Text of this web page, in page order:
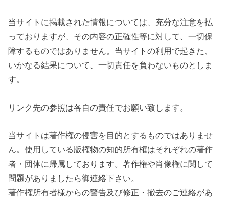
当サイトに掲載された情報については、充分な注意を払
っておりますが、その内容の正確性等に対して、一切保
障するものではありません。当サイトの利用で起きた、
いかなる結果について、一切責任を負わないものとしま
す。
リンク先の参照は各自の責任でお願い致します。
当サイトは著作権の侵害を目的とするものではありませ
ん。使用している版権物の知的所有権はそれぞれの著作
者・団体に帰属しております。著作権や肖像権に関して
問題がありましたら御連絡下さい。
著作権所有者様からの警告及び修正・撤去のご連絡があ